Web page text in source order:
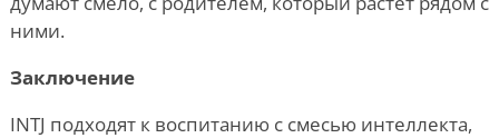
ними.
Заключение
INTJ подходят к воспитанию с смесью интеллекта,